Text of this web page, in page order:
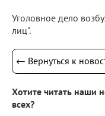
Уголовное дело
лиц".
← Вернуться к
Хотите читать наши
всех?